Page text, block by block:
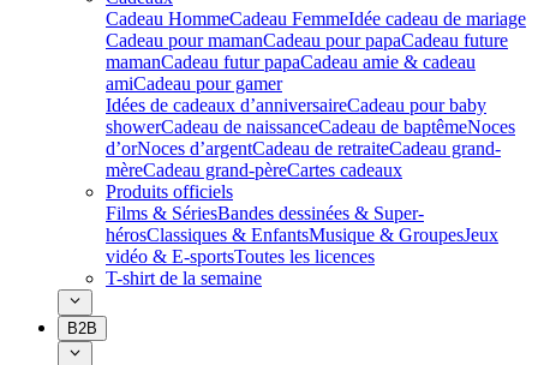
Cadeau HommeCadeau FemmeIdée cadeau de mariage​
Cadeau pour mamanCadeau pour papaCadeau future
mamanCadeau futur papaCadeau amie & cadeau
amiCadeau pour gamer
Idées de cadeaux d’anniversaireCadeau pour baby
showerCadeau de naissanceCadeau de baptêmeNoces
d’orNoces d’argentCadeau de retraiteCadeau grand-
mèreCadeau grand-pèreCartes cadeaux
Produits officiels
Films & SériesBandes dessinées & Super-
hérosClassiques & EnfantsMusique & GroupesJeux
vidéo & E-sportsToutes les licences
T-shirt de la semaine
B2B